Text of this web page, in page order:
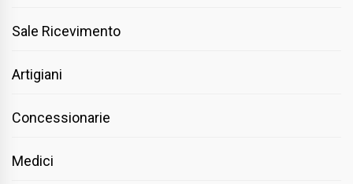
Sale Ricevimento
Artigiani
Concessionarie
Medici